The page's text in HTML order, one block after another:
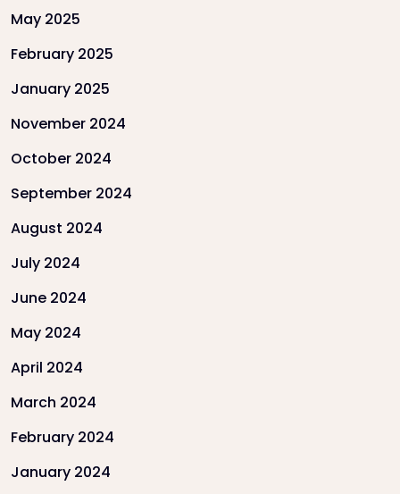
May 2025
February 2025
January 2025
November 2024
October 2024
September 2024
August 2024
July 2024
June 2024
May 2024
April 2024
March 2024
February 2024
January 2024